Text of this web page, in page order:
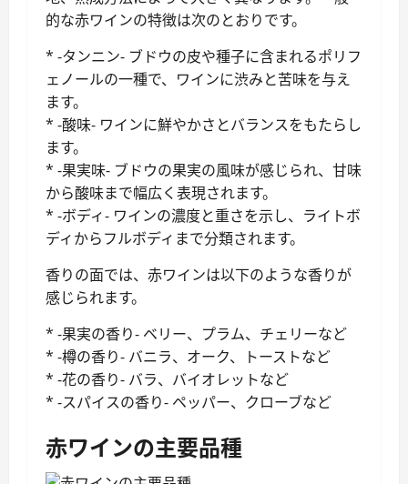
的な赤ワインの特徴は次のとおりです。
* -タンニン- ブドウの皮や種子に含まれるポリフ
ェノールの一種で、ワインに渋みと苦味を与え
ます。
* -酸味- ワインに鮮やかさとバランスをもたらし
ます。
* -果実味- ブドウの果実の風味が感じられ、甘味
から酸味まで幅広く表現されます。
* -ボディ- ワインの濃度と重さを示し、ライトボ
ディからフルボディまで分類されます。
香りの面では、赤ワインは以下のような香りが
感じられます。
* -果実の香り- ベリー、プラム、チェリーなど
* -樽の香り- バニラ、オーク、トーストなど
* -花の香り- バラ、バイオレットなど
* -スパイスの香り- ペッパー、クローブなど
赤ワインの主要品種